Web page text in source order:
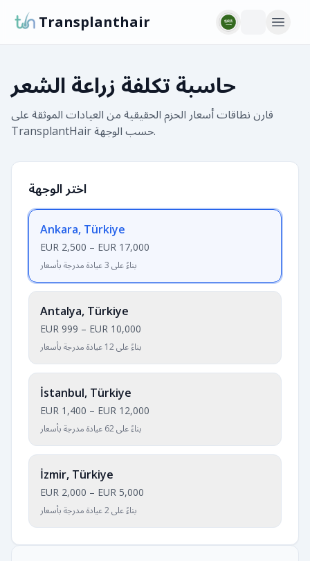
Transplanthair
حاسبة تكلفة زراعة الشعر
قارن نطاقات أسعار الحزم الحقيقية من العيادات الموثقة على
TransplantHair حسب الوجهة.
اختر الوجهة
Ankara, Türkiye
EUR 2,500 – EUR 17,000
بناءً على 3 عيادة مدرجة بأسعار
Antalya, Türkiye
EUR 999 – EUR 10,000
بناءً على 12 عيادة مدرجة بأسعار
İstanbul, Türkiye
EUR 1,400 – EUR 12,000
بناءً على 62 عيادة مدرجة بأسعار
İzmir, Türkiye
EUR 2,000 – EUR 5,000
بناءً على 2 عيادة مدرجة بأسعار